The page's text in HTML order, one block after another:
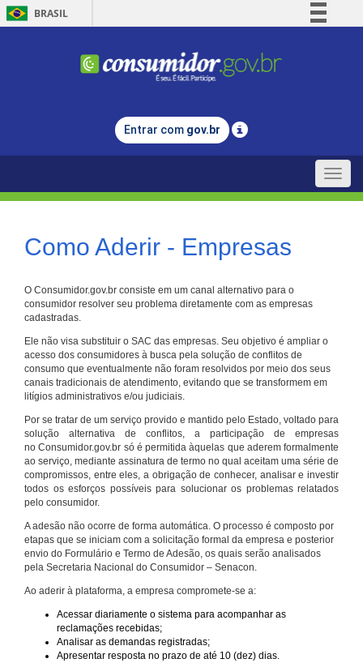
BRASIL
Comunica BR
Legislação
Entrar com gov.br
Toggle
Como Aderir - Empresas
O Consumidor.gov.br consiste em um canal alternativo para o
consumidor resolver seu problema diretamente com as empresas
cadastradas.
Ele não visa substituir o SAC das empresas. Seu objetivo é ampliar o
acesso dos consumidores à busca pela solução de conflitos de
consumo que eventualmente não foram resolvidos por meio dos seus
canais tradicionais de atendimento, evitando que se transformem em
litígios administrativos e/ou judiciais.
Por se tratar de um serviço provido e mantido pelo Estado, voltado para
solução alternativa de conflitos, a participação de empresas
no Consumidor.gov.br só é permitida àquelas que aderem formalmente
ao serviço, mediante assinatura de termo no qual aceitam uma série de
compromissos, entre eles, a obrigação de conhecer, analisar e investir
todos os esforços possíveis para solucionar os problemas relatados
pelo consumidor.
A adesão não ocorre de forma automática. O processo é composto por
etapas que se iniciam com a solicitação formal da empresa e posterior
envio do Formulário e Termo de Adesão, os quais serão analisados
pela Secretaria Nacional do Consumidor – Senacon.
Ao aderir à plataforma, a empresa compromete-se a:
Acessar diariamente o sistema para acompanhar as
reclamações recebidas;
Analisar as demandas registradas;
Apresentar resposta no prazo de até 10 (dez) dias.